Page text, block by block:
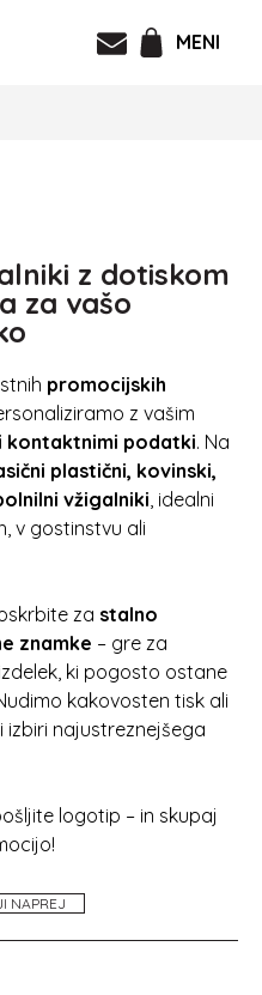
MENI
z dotiskom
za vašo
promocijskih
z vašim
kontaktnimi podatki. Na
plastični, kovinski,
vžigalniki, idealni
v gostinstvu ali
za stalno
znamke – gre za
ki pogosto ostane
kakovosten tisk ali
najustreznejšega
logotip – in skupaj
NAPREJ